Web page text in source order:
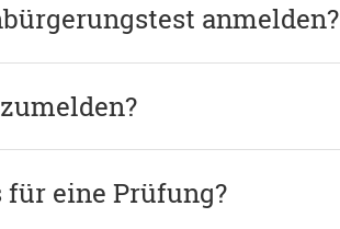
anmelden?
eine Prüfung?